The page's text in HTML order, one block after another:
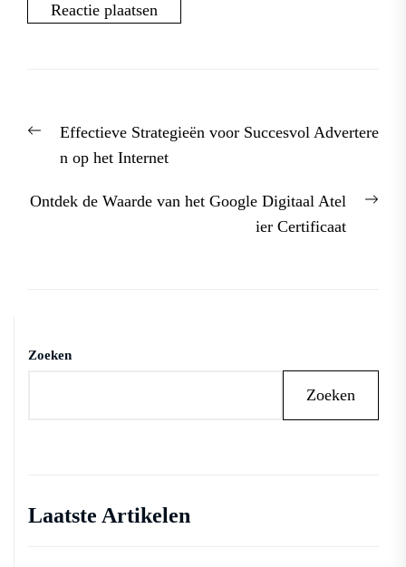
PreviousEffectieve Strategieën voor Succesvol Advertere
n op het Internet
Ontdek de Waarde van het Google Digitaal Atel
ier Certificaat
Zoeken
Zoeken
Laatste Artikelen